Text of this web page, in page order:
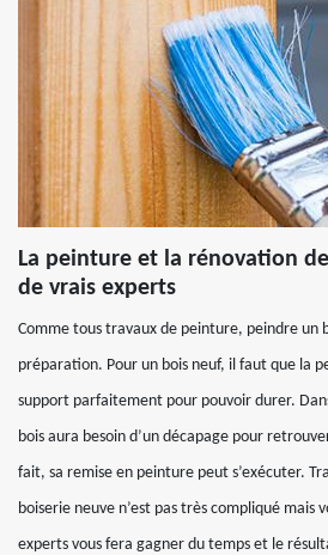
La peinture et la rénovation
de vrais experts
Comme tous travaux de peinture, peindre un
préparation. Pour un bois neuf, il faut que la
support parfaitement pour pouvoir durer.
bois aura besoin d’un décapage pour
fait, sa remise en peinture peut s’exécuter.
boiserie neuve n’est pas très compliqué mais
experts vous fera gagner du temps et le